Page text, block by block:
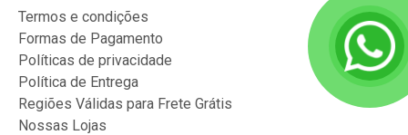
Termos e condições
Formas de Pagamento
Políticas de privacidade
Política de Entrega
Regiões Válidas para Frete Grátis
Nossas Lojas